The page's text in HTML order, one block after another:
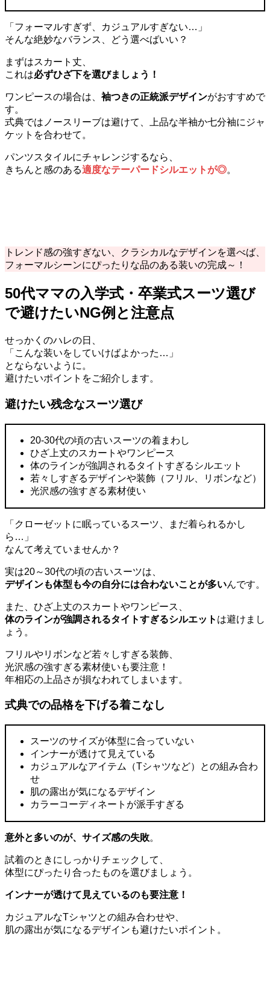
「フォーマルすぎず、カジュアルすぎない…」
そんな絶妙なバランス、どう選べばいい？
まずはスカート丈、
これは必ずひざ下を選びましょう！
ワンピースの場合は、 袖つきの正統派デザインがおすすめで
す。
式典ではノースリーブは避けて、上品な半袖か七分袖にジャ
ケットを合わせて。
パンツスタイルにチャレンジするなら、
きちんと感のある適度なテーパードシルエットが◎。
トレンド感の強すぎない、クラシカルなデザインを選べば、
フォーマルシーンにぴったりな品のある装いの完成～！
50代ママの入学式・卒業式スーツ選び
で避けたいNG例と注意点
せっかくのハレの日、
「こんな装いをしていけばよかった…」
とならないように。
避けたいポイントをご紹介します。
避けたい残念なスーツ選び
20-30代の頃の古いスーツの着まわし
ひざ上丈のスカートやワンピース
体のラインが強調されるタイトすぎるシルエット
若々しすぎるデザインや装飾（フリル、リボンなど）
光沢感の強すぎる素材使い
「クローゼットに眠っているスーツ、まだ着られるかし
ら…」
なんて考えていませんか？
実は20～30代の頃の古いスーツは、
デザインも体型も今の自分には合わないことが多いんです。
また、ひざ上丈のスカートやワンピース、
体のラインが強調されるタイトすぎるシルエット は避けまし
ょう。
フリルやリボンなど若々しすぎる装飾、
光沢感の強すぎる素材使いも要注意！
年相応の上品さが損なわれてしまいます。
式典での品格を下げる着こなし
スーツのサイズが体型に合っていない
インナーが透けて見えている
カジュアルなアイテム（Tシャツなど）との組み合わ
せ
肌の露出が気になるデザイン
カラーコーディネートが派手すぎる
意外と多いのが、サイズ感の失敗。
試着のときにしっかりチェックして、
体型にぴったり合ったものを選びましょう。
インナーが透けて見えているのも要注意！
カジュアルなTシャツとの組み合わせや、
肌の露出が気になるデザインも避けたいポイント。